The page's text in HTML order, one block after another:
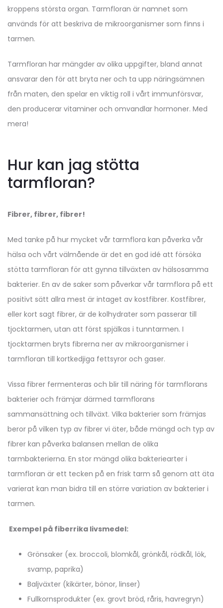
kroppens största organ. Tarmfloran är namnet som
används för att beskriva de mikroorganismer som finns i
tarmen.
Tarmfloran har mängder av olika uppgifter, bland annat
ansvarar den för att bryta ner och ta upp näringsämnen
från maten, den spelar en viktig roll i vårt immunförsvar,
den producerar vitaminer och omvandlar hormoner. Med
mera!
Hur kan jag stötta
tarmfloran?
Fibrer, fibrer, fibrer!
Med tanke på hur mycket vår tarmflora kan påverka vår
hälsa och vårt välmående är det en god idé att försöka
stötta tarmfloran för att gynna tillväxten av hälsosamma
bakterier. En av de saker som påverkar vår tarmflora på ett
positivt sätt allra mest är intaget av kostfibrer. Kostfibrer,
eller kort sagt fibrer, är de kolhydrater som passerar till
tjocktarmen, utan att först spjälkas i tunntarmen. I
tjocktarmen bryts fibrerna ner av mikroorganismer i
tarmfloran till kortkedjiga fettsyror och gaser.
Vissa fibrer fermenteras och blir till näring för tarmflorans
bakterier och främjar därmed tarmflorans
sammansättning och tillväxt. Vilka bakterier som främjas
beror på vilken typ av fibrer vi äter, både mängd och typ av
fibrer kan påverka balansen mellan de olika
tarmbakterierna. En stor mängd olika bakteriearter i
tarmfloran är ett tecken på en frisk tarm så genom att äta
varierat kan man bidra till en större variation av bakterier i
tarmen.
Exempel på fiberrika livsmedel:
Grönsaker (ex. broccoli, blomkål, grönkål, rödkål, lök,
svamp, paprika)
Baljväxter (kikärter, bönor, linser)
Fullkornsprodukter (ex. grovt bröd, råris, havregryn)